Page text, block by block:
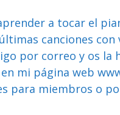
a tocar el
canciones
por correo y os la
en mi página web
para miembros o